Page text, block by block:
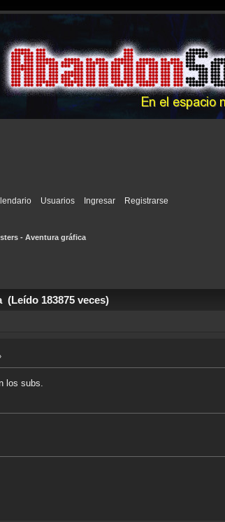
Usuarios Ingresar Registrarse
- Aventura gráfica
183875 veces)
los subs.